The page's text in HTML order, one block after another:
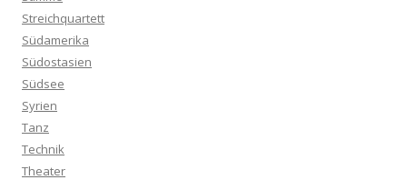
Streichquartett
Südamerika
Südostasien
Südsee
Syrien
Tanz
Technik
Theater